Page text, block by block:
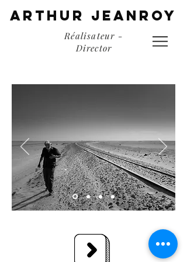
ARTHUR JEANROy
Réalisateur -
Director